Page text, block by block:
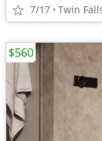
7/17 Twin
$560